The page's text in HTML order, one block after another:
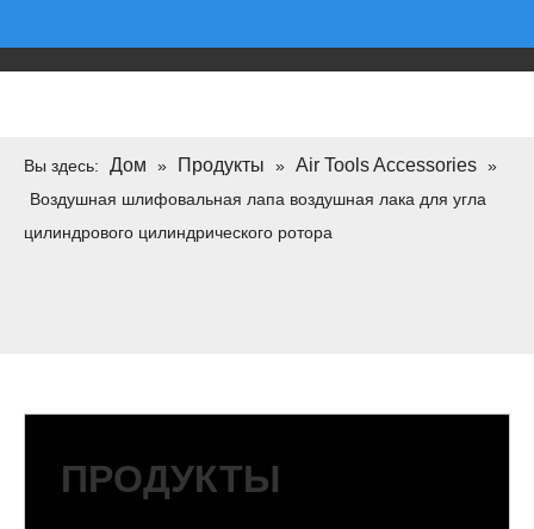
Вы здесь: Дом » Продукты » Air Tools Accessories »
Воздушная шлифовальная лапа воздушная лака для угла
цилиндрового цилиндрического ротора
ПРОДУКТЫ